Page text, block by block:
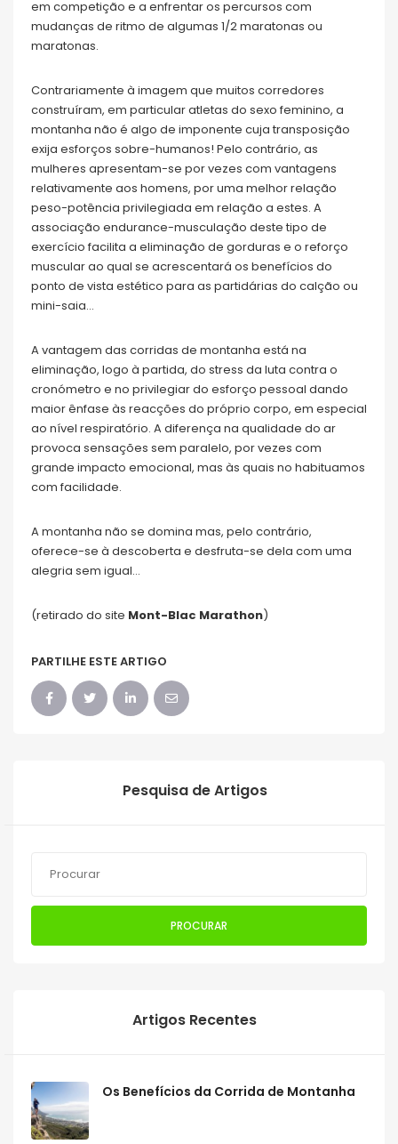
em competição e a enfrentar os percursos com
mudanças de ritmo de algumas 1/2 maratonas ou
maratonas.
Contrariamente à imagem que muitos corredores
construíram, em particular atletas do sexo feminino, a
montanha não é algo de imponente cuja transposição
exija esforços sobre-humanos! Pelo contrário, as
mulheres apresentam-se por vezes com vantagens
relativamente aos homens, por uma melhor relação
peso-potência privilegiada em relação a estes. A
associação endurance-musculação deste tipo de
exercício facilita a eliminação de gorduras e o reforço
muscular ao qual se acrescentará os benefícios do
ponto de vista estético para as partidárias do calção ou
mini-saia…
A vantagem das corridas de montanha está na
eliminação, logo à partida, do stress da luta contra o
cronómetro e no privilegiar do esforço pessoal dando
maior ênfase às reacções do próprio corpo, em especial
ao nível respiratório. A diferença na qualidade do ar
provoca sensações sem paralelo, por vezes com
grande impacto emocional, mas às quais no habituamos
com facilidade.
A montanha não se domina mas, pelo contrário,
oferece-se à descoberta e desfruta-se dela com uma
alegria sem igual…
(retirado do site Mont-Blac Marathon)
PARTILHE ESTE ARTIGO
Pesquisa de Artigos
PROCURAR
Artigos Recentes
Os Benefícios da Corrida de Montanha